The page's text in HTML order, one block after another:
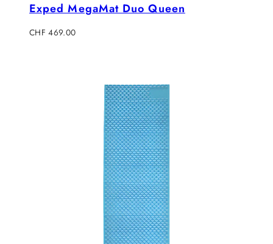
Exped MegaMat Duo Queen
Regulärer
CHF 469.00